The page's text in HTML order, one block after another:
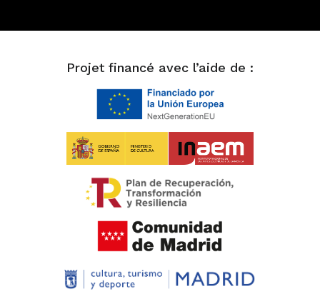
Projet financé avec l’aide de :